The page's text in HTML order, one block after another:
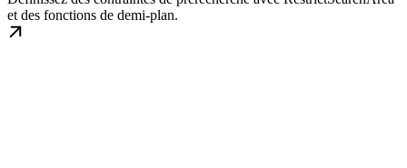
et des fonctions de demi-plan.